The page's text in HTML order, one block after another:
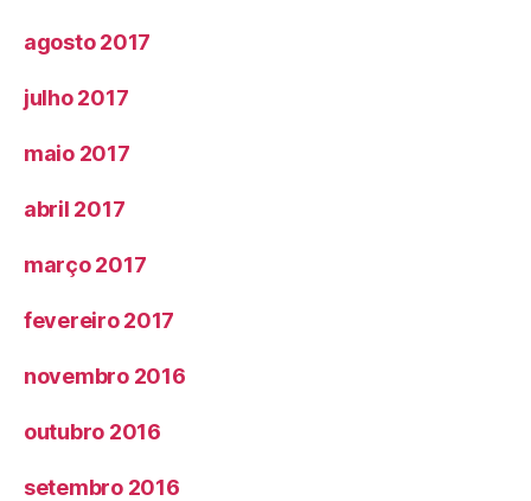
agosto 2017
julho 2017
maio 2017
abril 2017
março 2017
fevereiro 2017
novembro 2016
outubro 2016
setembro 2016